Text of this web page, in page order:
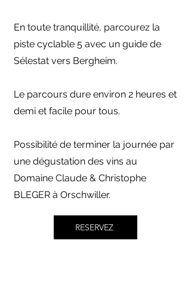
En toute tranquillité, parcourez la
piste cyclable 5 avec un guide de
Sélestat vers Bergheim.
Le parcours dure environ 2 heures et
demi et facile pour tous.
Possibilité de terminer la journée par
une dégustation des vins au
Domaine Claude & Christophe
BLEGER à Orschwiller.
RESERVEZ